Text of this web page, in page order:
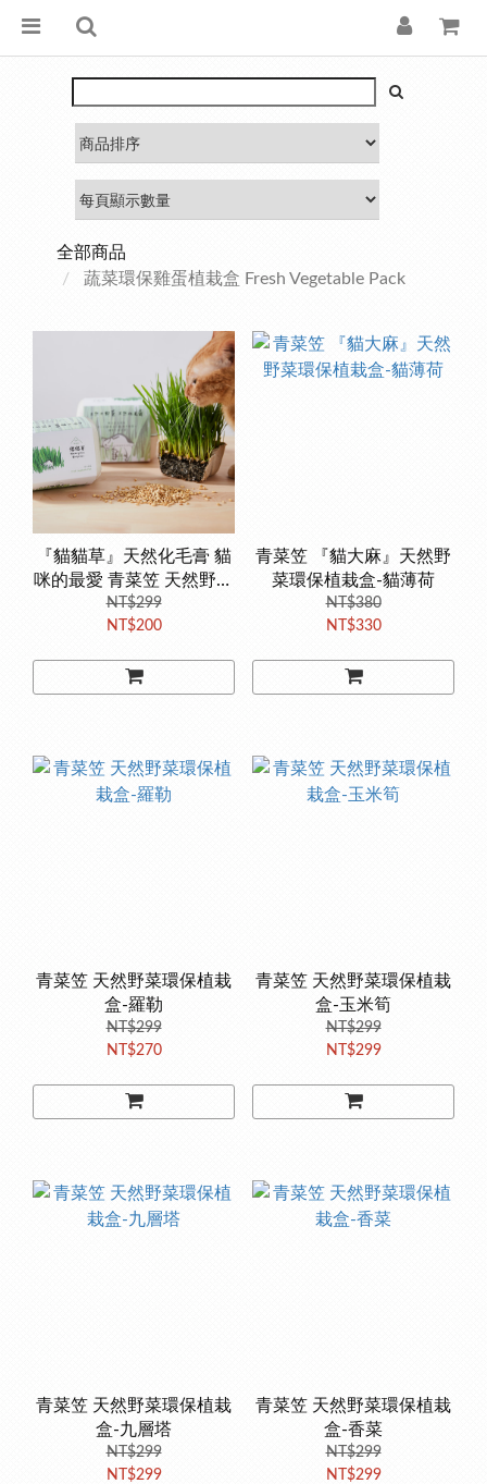
全部商品
蔬菜環保雞蛋植栽盒 Fresh Vegetable Pack
『貓貓草』天然化毛膏 貓
咪的最愛 青菜笠 天然野菜
環保植栽盒 種植一次就上
手
NT$299
NT$200
青菜笠 『貓大麻』天然野
菜環保植栽盒-貓薄荷
NT$380
NT$330
青菜笠 天然野菜環保植栽
盒-羅勒
NT$299
NT$270
青菜笠 天然野菜環保植栽
盒-玉米筍
NT$299
NT$299
青菜笠 天然野菜環保植栽
盒-九層塔
NT$299
NT$299
青菜笠 天然野菜環保植栽
盒-香菜
NT$299
NT$299